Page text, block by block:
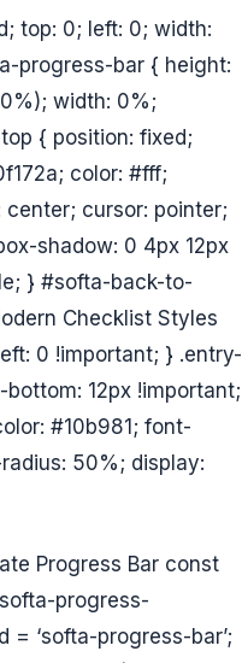
top: 0; left: 0; width:
progress-bar { height:
width: 0%;
{ position: fixed;
color: #fff;
cursor: pointer;
shadow: 0 4px 12px
} #softa-back-to-
Checklist Styles
0 !important; } .entry-
12px !important;
#10b981; font-
50%; display:
Progress Bar const
progress-
= ‘softa-progress-bar’;